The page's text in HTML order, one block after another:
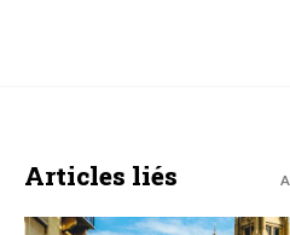
Articles liés